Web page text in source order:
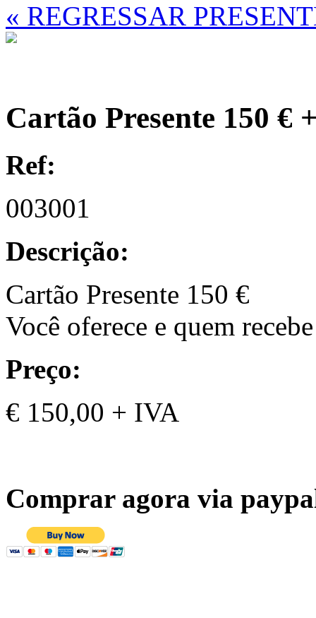
« REGRESSAR
Cartão Presente 150 €
Ref:
003001
Descrição:
Cartão Presente 150 €
Você oferece e quem
Preço:
€ 150,00 + IVA
Comprar agora via